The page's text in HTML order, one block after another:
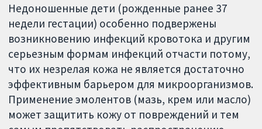
Недоношенные дети (рожденные ранее 37
недели гестации) особенно подвержены
возникновению инфекций кровотока и другим
серьезным формам инфекций отчасти потому,
что их незрелая кожа не является достаточно
эффективным барьером для микроорганизмов.
Применение эмолентов (мазь, крем или масло)
может защитить кожу от повреждений и тем